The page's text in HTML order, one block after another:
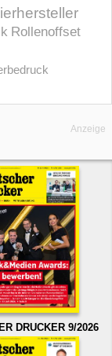
Rollenoffset
Anzeige
DRUCKER 9/2026